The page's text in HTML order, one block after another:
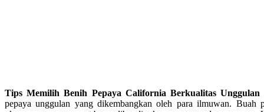
Tips Memilih Benih Pepaya California Berkualitas
pepaya unggulan yang dikembangkan oleh para ilmuwan. Buah